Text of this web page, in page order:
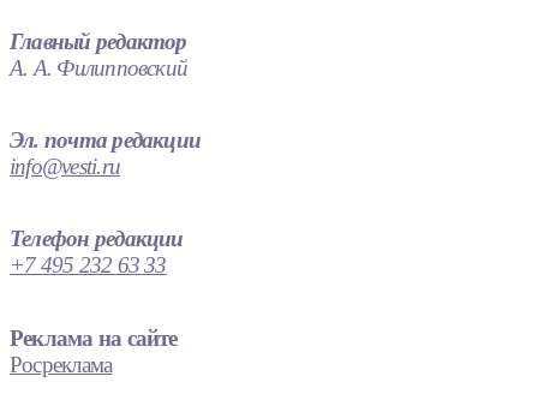
Главный редактор
А. А. Филипповский
Эл. почта редакции
info@vesti.ru
Телефон редакции
+7 495 232 63 33
Реклама на сайте
Росреклама